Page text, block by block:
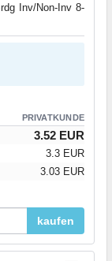
Inv/Non-Inv 8-
PRIVATKUNDE
3.52 EUR
3.3 EUR
3.03 EUR
kaufen